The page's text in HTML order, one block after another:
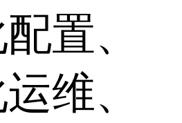
置、
维、